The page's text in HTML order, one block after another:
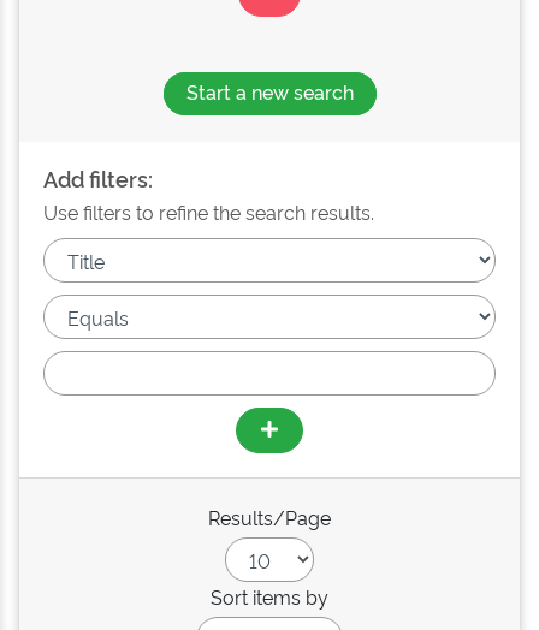
Start a new search
Add filters:
Use filters to refine the search results.
Results/Page
Sort items by